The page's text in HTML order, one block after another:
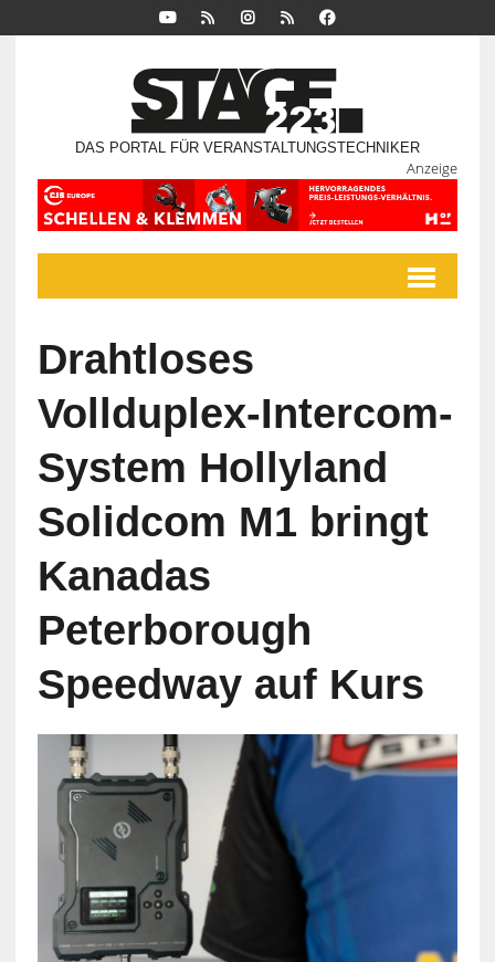
DAS PORTAL FÜR VERANSTALTUNGSTECHNIKER
Anzeige
Drahtloses
Vollduplex-Intercom-
System Hollyland
Solidcom M1 bringt
Kanadas
Peterborough
Speedway auf Kurs